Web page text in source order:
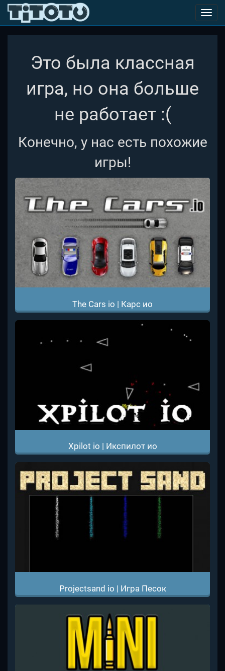
Это была классная
игра, но она больше
не работает :(
Конечно, у нас есть похожие
игры!
The Cars io | Карс ио
Xpilot io | Икспилот ио
Projectsand io | Игра Песок